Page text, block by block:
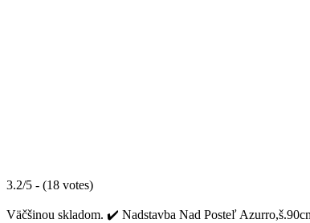
3.2/5 - (18 votes)
Väčšinou skladom. ✔️ Nadstavba Nad Posteľ